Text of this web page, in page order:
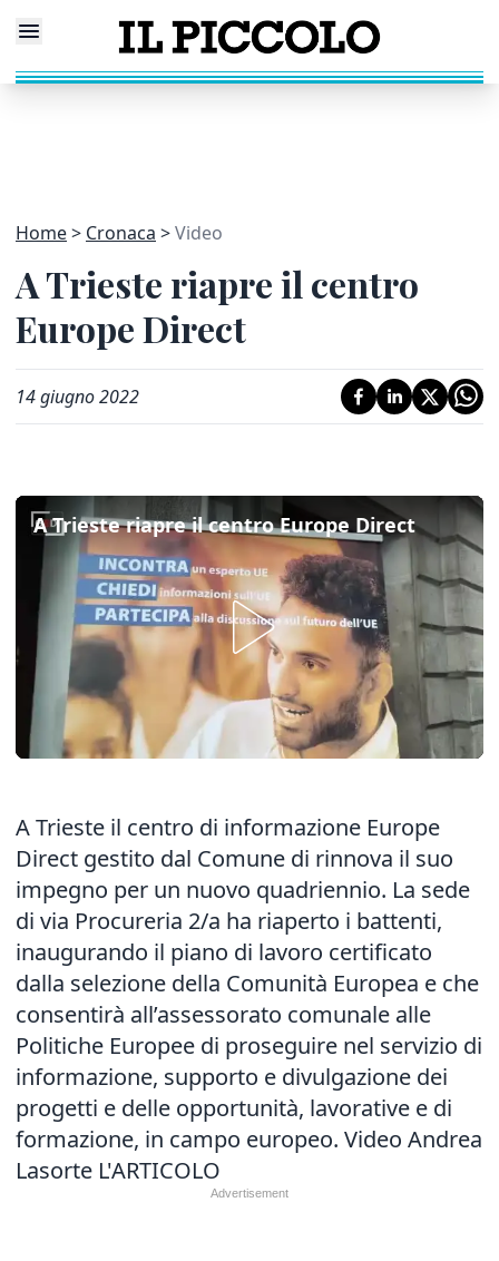
Home Cronaca Video
A Trieste riapre il centro
Europe Direct
14 giugno 2022
A Trieste riapre il centro Europe Direct
A Trieste il centro di informazione Europe
Direct gestito dal Comune di rinnova il suo
impegno per un nuovo quadriennio. La sede
di via Procureria 2/a ha riaperto i battenti,
inaugurando il piano di lavoro certificato
dalla selezione della Comunità Europea e che
consentirà all’assessorato comunale alle
Politiche Europee di proseguire nel servizio di
informazione, supporto e divulgazione dei
progetti e delle opportunità, lavorative e di
formazione, in campo europeo. Video Andrea
Lasorte L'ARTICOLO